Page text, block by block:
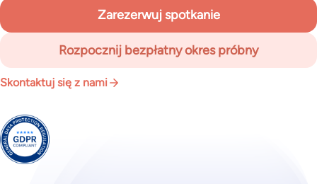
Zarezerwuj spotkanie
Rozpocznij bezpłatny okres próbny
Skontaktuj się z nami